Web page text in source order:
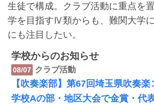
生徒で構成。クラブ活動に重点を
学を目指すⅣ類からも、難関大学
にも注目したい。
学校からのお知らせ
08/07 クラブ活動
【吹奏楽部】第67回埼玉県吹奏
学校Aの部・地区大会で金賞・代